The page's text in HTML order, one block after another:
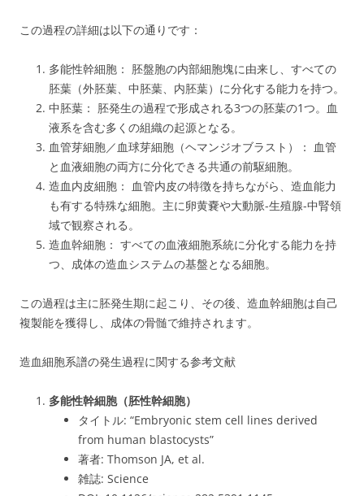
この過程の詳細は以下の通りです：
多能性幹細胞： 胚盤胞の内部細胞塊に由来し、すべての
胚葉（外胚葉、中胚葉、内胚葉）に分化する能力を持つ。
中胚葉： 胚発生の過程で形成される3つの胚葉の1つ。血
液系を含む多くの組織の起源となる。
血管芽細胞／血球芽細胞（ヘマンジオブラスト）： 血管
と血液細胞の両方に分化できる共通の前駆細胞。
造血内皮細胞： 血管内皮の特徴を持ちながら、造血能力
も有する特殊な細胞。主に卵黄嚢や大動脈-生殖腺-中腎領
域で観察される。
造血幹細胞： すべての血液細胞系統に分化する能力を持
つ、成体の造血システムの基盤となる細胞。
この過程は主に胚発生期に起こり、その後、造血幹細胞は自己
複製能を獲得し、成体の骨髄で維持されます。
造血細胞系譜の発生過程に関する参考文献
多能性幹細胞（胚性幹細胞）
タイトル: “Embryonic stem cell lines derived
from human blastocysts”
著者: Thomson JA, et al.
雑誌: Science